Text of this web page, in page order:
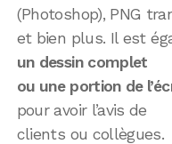
(Photoshop), PNG
et bien plus. Il est
un dessin complet
ou une portion de
pour avoir l’avis de
clients ou collègues.